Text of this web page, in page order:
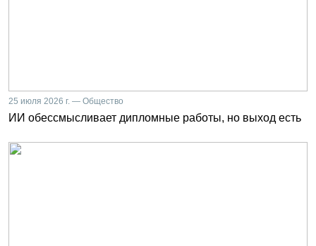
25 июля 2026 г. — Общество
ИИ обессмысливает дипломные работы, но выход есть